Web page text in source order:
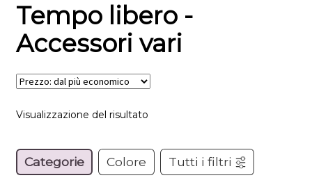
Tempo libero -
Accessori vari
Visualizzazione del risultato
Categorie Colore Tutti i filtri